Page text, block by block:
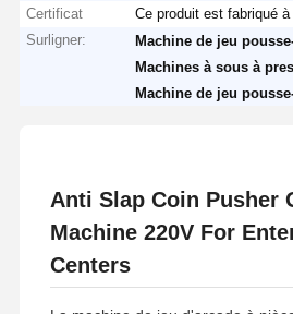
Certificat
Ce produit est fabriqué
Surligner:
Machine de jeu
Machines à sous à
Machine de jeu
Anti Slap Coin Pusher
Machine 220V For
Centers